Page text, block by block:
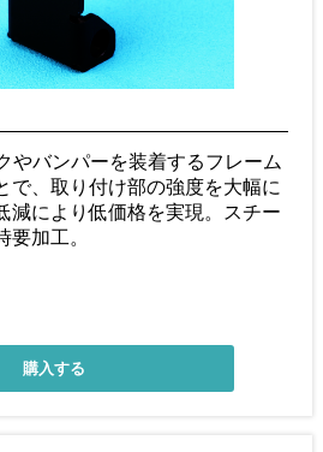
やバンパーを装着するフレーム
で、取り付け部の強度を大幅に
減により低価格を実現。スチー
要加工。